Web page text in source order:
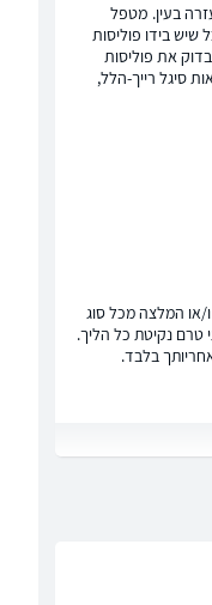
בעין. מטפל
שיש בידו פוליסות
את פוליסות
סיגל רייך-הלל,
ו/או המלצה מכל סוג
טרם נקיטת כל הליך.
בלבד.